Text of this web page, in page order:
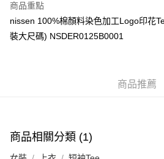
PayMe
WeChat Pay
付款後順豐站及營業點
每筆HK$40.00，滿HK$350.00或以上免
商品重點
nissen 100%棉顏料染色加工Logo印花
裝大尺碼) NSDER0125B0001
商品推薦
商品相關分類 (1)